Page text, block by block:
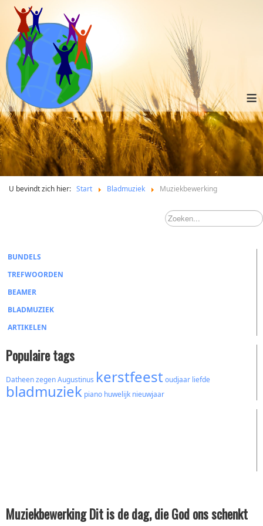
≡
U bevindt zich hier: Start Bladmuziek Muziekbewerking
BUNDELS
TREFWOORDEN
BEAMER
BLADMUZIEK
ARTIKELEN
Populaire tags
DatheenzegenAugustinus kerstfeestoudjaar liefde
bladmuziek piano huwelijk nieuwjaar
Muziekbewerking Dit is de dag, die God ons schenkt